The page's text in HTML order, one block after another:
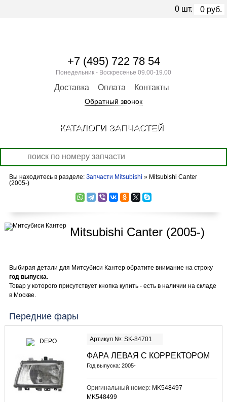
Вы находитесь в разделе: Запчасти Mitsubishi » Mitsubishi Canter
(2005-)
Mitsubishi Canter (2005-)
Выбирая детали для Митсубиси Кантер обратите внимание на строку
год выпуска.
Товар у которого присутствует кнопка купить - есть в наличии на складе
в Москве.
Передние фары
Артикул №: SK-84701
ФАРА ЛЕВАЯ С КОРРЕКТОРОМ
Год выпуска: 2005-
Оригинальный номер: MK548497
MK548499
+7 (495) 722 78 54
Понедельник - Воскресенье 09.00-19.00
Доставка Оплата Контакты
Обратный звонок
0 шт. 0 руб.
КАТАЛОГИ ЗАПЧАСТЕЙ